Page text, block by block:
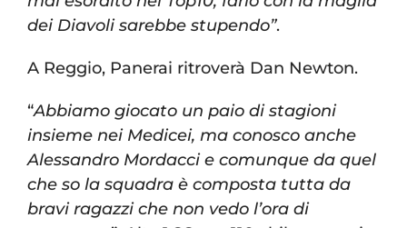
dei Diavoli sarebbe stupendo”.
A Reggio, Panerai ritroverà Dan Newton.
“Abbiamo giocato un paio di stagioni
insieme nei Medicei, ma conosco anche
Alessandro Mordacci e comunque da quel
che so la squadra è composta tutta da
bravi ragazzi che non vedo l’ora di